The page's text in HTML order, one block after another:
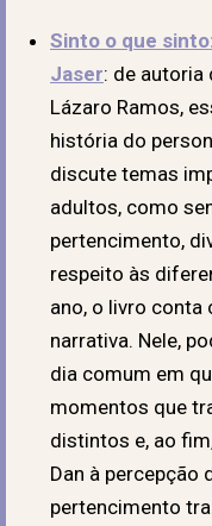
Sinto o que
Jaser: de
Lázaro Ramos,
história do
discute temas
adultos, como
pertencimento,
respeito às
ano, o livro conta
narrativa. Nele,
dia comum em
momentos que
distintos e, ao
Dan à percepção
pertencimento